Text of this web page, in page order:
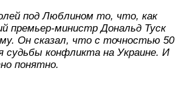
под Люблином то, что, как
премьер-министр Дональд Туск
Он сказал, что с точностью 50
конфликта на Украине. И
понятно.